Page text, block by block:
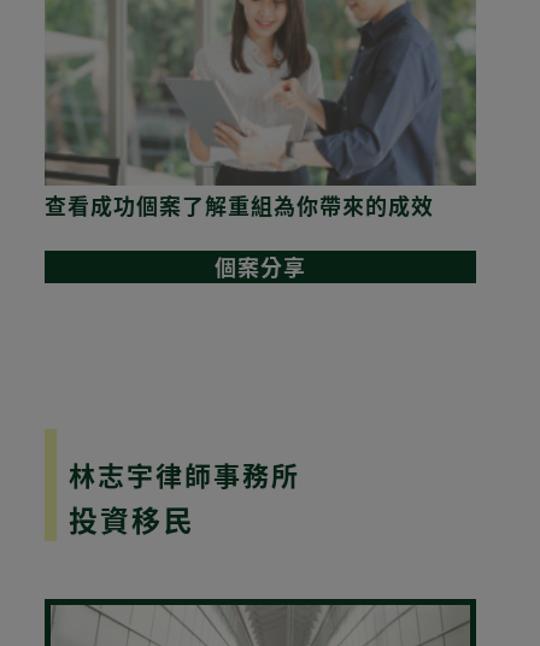
查看成功個案了解重組為你帶來的成效
個案分享
Zoo林志宇律師事務所
投資移民